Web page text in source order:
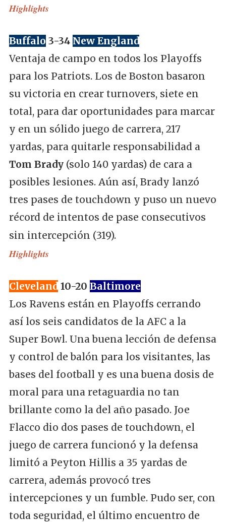
Highlights
Buffalo 3-34 New England
Ventaja de campo en todos los Playoffs
para los Patriots. Los de Boston basaron
su victoria en crear turnovers, siete en
total, para dar oportunidades para marcar
y en un sólido juego de carrera, 217
yardas, para quitarle responsabilidad a
Tom Brady(solo 140 yardas) de cara a
posibles lesiones. Aún así, Brady lanzó
tres pases de touchdown y puso un nuevo
récord de intentos de pase consecutivos
sin intercepción (319).
Highlights
Cleveland10-20 Baltimore
Los Ravens están en Playoffs cerrando
así los seis candidatos de la AFC a la
Super Bowl. Una buena lección de defensa
y control de balón para los visitantes, las
bases del football y es una buena dosis de
moral para una retaguardia no tan
brillante como la del año pasado. Joe
Flacco dio dos pases de touchdown, el
juego de carrera funcionó y la defensa
limitó a Peyton Hillis a 35 yardas de
carrera, además provocó tres
intercepciones y un fumble. Pudo ser, con
toda seguridad, el último encuentro de